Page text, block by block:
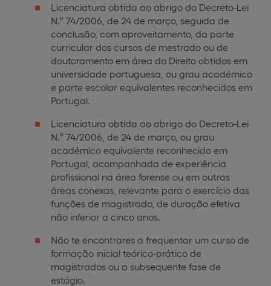
Licenciatura obtida ao abrigo do Decreto-Lei
N.º 74/2006, de 24 de março, seguida de
conclusão, com aproveitamento, da parte
curricular dos cursos de mestrado ou de
doutoramento em área do Direito obtidos em
universidade portuguesa, ou grau académico
e parte escolar equivalentes reconhecidos em
Portugal.
Licenciatura obtida ao abrigo do Decreto-Lei
N.º 74/2006, de 24 de março, ou grau
académico equivalente reconhecido em
Portugal, acompanhada de experiência
profissional na área forense ou em outras
áreas conexas, relevante para o exercício das
funções de magistrado, de duração efetiva
não inferior a cinco anos.
Não te encontrares a frequentar um curso de
formação inicial teórico-prático de
magistrados ou a subsequente fase de
estágio.